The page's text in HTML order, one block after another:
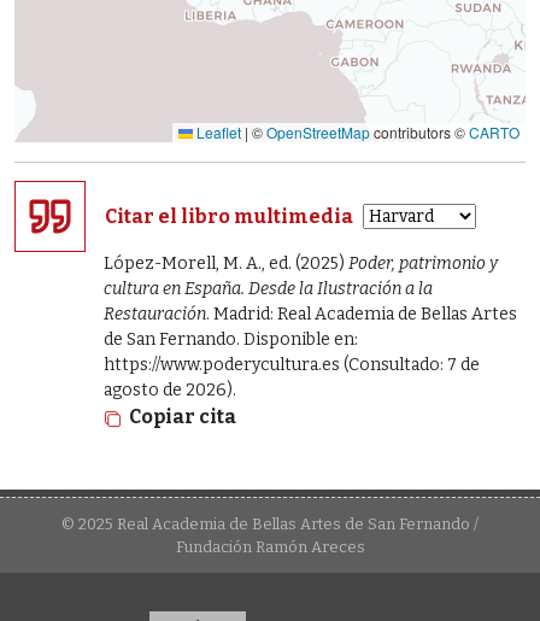
Leaflet | ©OpenStreetMapcontributors ©CARTO
Citar el libro multimedia
López-Morell, M. A., ed. (2025) Poder, patrimonio y
cultura en España. Desde la Ilustración a la
Restauración. Madrid: Real Academia de Bellas Artes
de San Fernando. Disponible en:
https://www.poderycultura.es (Consultado: 7 de
agosto de 2026).
Copiar cita
© 2025 Real Academia de Bellas Artes de San Fernando /
Fundación Ramón Areces